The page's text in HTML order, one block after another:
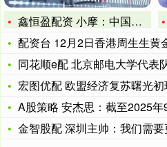
鑫恒盈配资 小摩：中国建筑国际为北都主要受惠者 目标价15港
配资台 12月2日香港周生生黄
同花顺e配 北京邮电大学代表队
宏图优配 欧盟经济复苏曙光
A股策略 安杰思：截至2025
金智股配 深圳主帅：我们需要更